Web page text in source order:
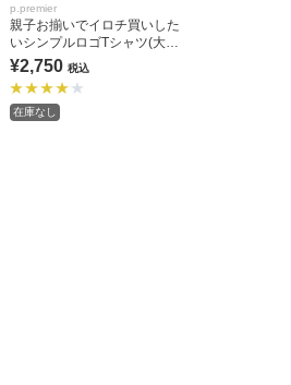
p.premier
親子お揃いでイロチ買いした
いシンプルロゴTシャツ(大人)
全9色 リンク
¥2,750 税込
在庫なし